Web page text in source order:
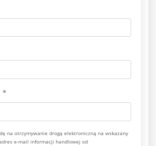
*
na otrzymywanie drogą elektroniczną na wskazany
e-mail informacji handlowej od